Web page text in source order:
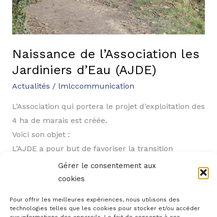
Gérer le consentement aux
cookies
Pour offrir les meilleures expériences, nous utilisons des
technologies telles que les cookies pour stocker et/ou accéder
Naissance de l’Association les
Jardiniers d’Eau (AJDE)
Actualités / lmlccommunication
L’Association qui portera le projet d’exploitation des
4 ha de marais est créée.
Voici son objet :
L’AJDE a pour but de favoriser la transition
écologique par les pratiques culturales adaptées
susceptibles d’introduire des activités sociales,
donnent sens. Elle devra agir conformément et en